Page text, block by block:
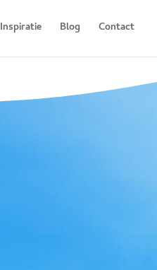
Inspiratie Blog Contact